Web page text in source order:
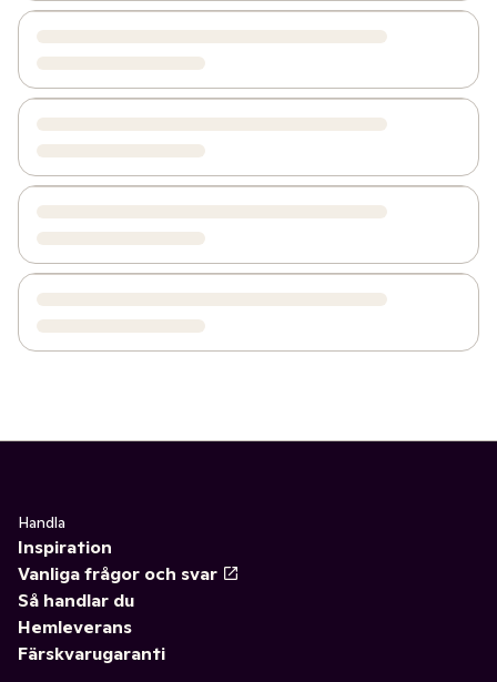
Handla
Inspiration
Vanliga frågor och svar
Så handlar du
Hemleverans
Färskvarugaranti